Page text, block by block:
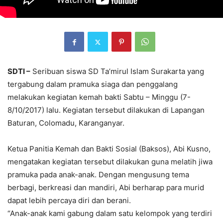
SDTI – Seribuan siswa SD Ta’mirul Islam Surakarta yang
tergabung dalam pramuka siaga dan penggalang
melakukan kegiatan kemah bakti Sabtu – Minggu (7-
8/10/2017) lalu. Kegiatan tersebut dilakukan di Lapangan
Baturan, Colomadu, Karanganyar.
Ketua Panitia Kemah dan Bakti Sosial (Baksos), Abi Kusno,
mengatakan kegiatan tersebut dilakukan guna melatih jiwa
pramuka pada anak-anak. Dengan mengusung tema
berbagi, berkreasi dan mandiri, Abi berharap para murid
dapat lebih percaya diri dan berani.
“Anak-anak kami gabung dalam satu kelompok yang terdiri